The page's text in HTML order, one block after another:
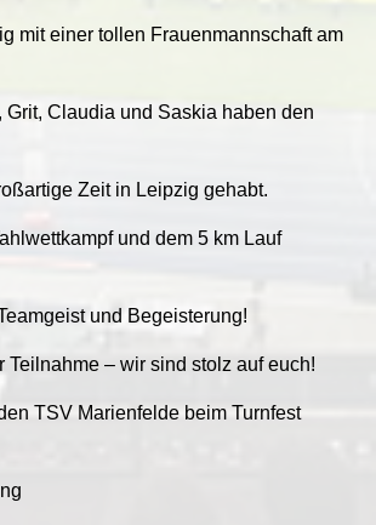
mit einer tollen Frauenmannschaft am
Grit, Claudia und Saskia haben den
Zeit in Leipzig gehabt.
und dem 5 km Lauf
und Begeisterung!
Teilnahme – wir sind stolz auf euch!
TSV Marienfelde beim Turnfest